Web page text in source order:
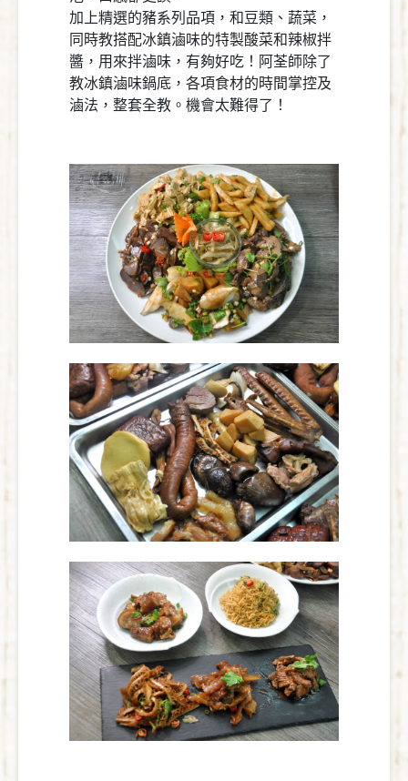
加上精選的豬系列品項，和豆類、蔬菜，
同時教搭配冰鎮滷味的特製酸菜和辣椒拌
醬，用來拌滷味，有夠好吃！阿荃師除了
教冰鎮滷味鍋底，各項食材的時間掌控及
滷法，整套全教。機會太難得了！